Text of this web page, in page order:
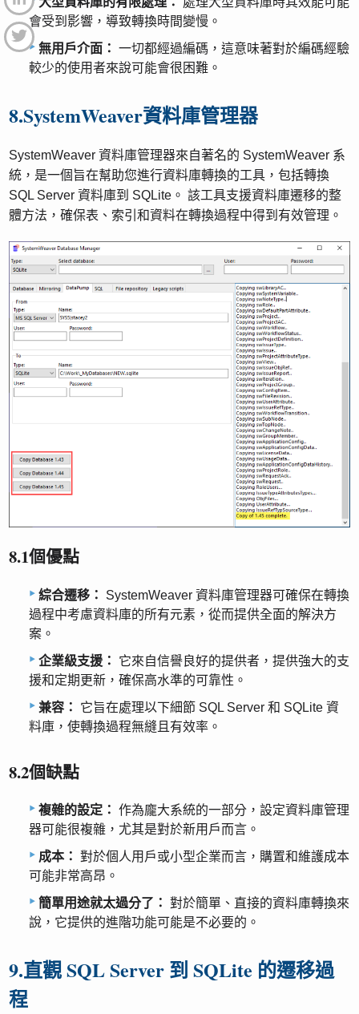
會受到影響，導致轉換時間變慢。
無用戶介面： 一切都經過編碼，這意味著對於編碼經驗
較少的使用者來說可能會很困難。
8.SystemWeaver資料庫管理器
SystemWeaver 資料庫管理器來自著名的 SystemWeaver 系
統，是一個旨在幫助您進行資料庫轉換的工具，包括轉換
SQL Server 資料庫到 SQLite。 該工具支援資料庫遷移的整
體方法，確保表、索引和資料在轉換過程中得到有效管理。
8.1個優點
綜合遷移：
SystemWeaver 資料庫管理器可確保在轉換
過程中考慮資料庫的所有元素，從而提供全面的解決方
案。
企業級支援：
它來自信譽良好的提供者，提供強大的支
援和定期更新，確保高水準的可靠性。
兼容：
它旨在處理以下細節 SQL Server 和 SQLite 資
料庫，使轉換過程無縫且有效率。
8.2個缺點
複雜的設定： 作為龐大系統的一部分，設定資料庫管理
器可能很複雜，尤其是對於新用戶而言。
成本： 對於個人用戶或小型企業而言，購置和維護成本
可能非常高昂。
簡單用途就太過分了： 對於簡單、直接的資料庫轉換來
說，它提供的進階功能可能是不必要的。
9.直觀 SQL Server 到 SQLite 的遷移過
程